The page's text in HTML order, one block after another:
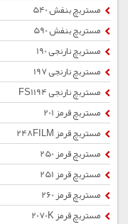
مستربچ بنفش 540
مستربچ بنفش 590
مستربچ نارنجی 190
مستربچ نارنجی 197
مستربچ نارنجی FS1194
مستربچ قرمز 201
مستربچ قرمز 248FILM
مستربچ قرمز 250
مستربچ قرمز 251
مستربچ قرمز 260
مستربچ قرمز 2070K